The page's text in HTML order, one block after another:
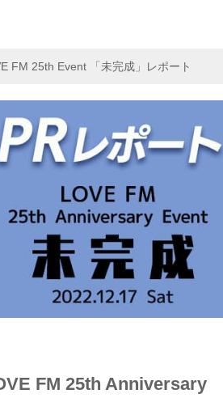
FM 25th Event 「未完成」レポート
FM 25th Anniversary